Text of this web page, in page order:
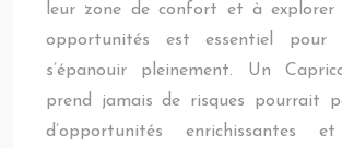
leur zone de confort et à explorer
opportunités est essentiel
s’épanouir pleinement. Un
prend jamais de risques pourrait
d’opportunités enrichissantes